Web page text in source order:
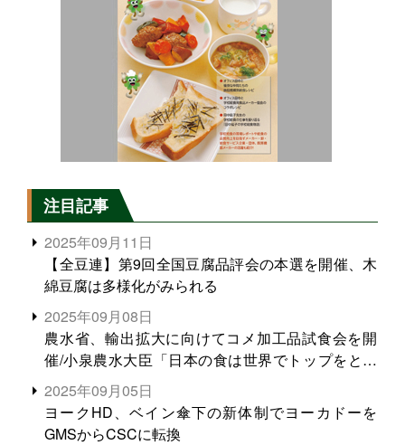
注目記事
2025年09月11日
【全豆連】第9回全国豆腐品評会の本選を開催、木
綿豆腐は多様化がみられる
2025年09月08日
農水省、輸出拡大に向けてコメ加工品試食会を開
催/小泉農水大臣「日本の食は世界でトップをとれ
る。米増産に向けて、米輸出需要の拡大を」
2025年09月05日
ヨークHD、ベイン傘下の新体制でヨーカドーを
GMSからCSCに転換